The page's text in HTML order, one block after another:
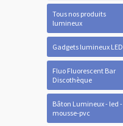
Tous nos produits
lumineux
Gadgets lumineux LED
Fluo Fluorescent Bar
Discothèque
Bâton Lumineux - led -
mousse-pvc